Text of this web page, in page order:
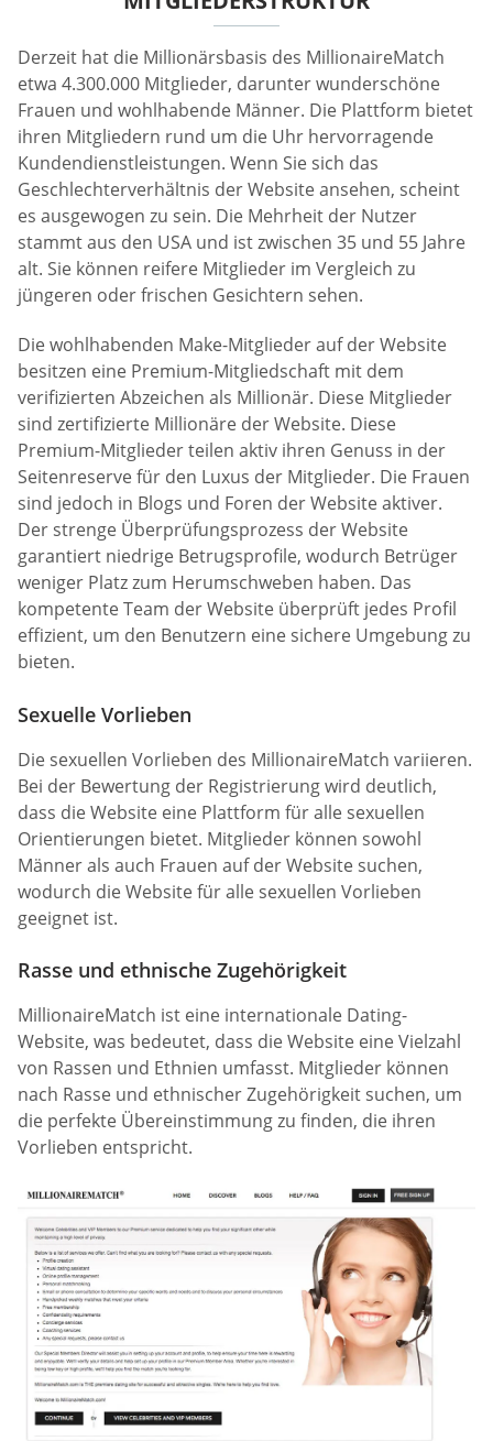
Derzeit hat die Millionärsbasis des MillionaireMatch
etwa 4.300.000 Mitglieder, darunter wunderschöne
Frauen und wohlhabende Männer. Die Plattform bietet
ihren Mitgliedern rund um die Uhr hervorragende
Kundendienstleistungen. Wenn Sie sich das
Geschlechterverhältnis der Website ansehen, scheint
es ausgewogen zu sein. Die Mehrheit der Nutzer
stammt aus den USA und ist zwischen 35 und 55 Jahre
alt. Sie können reifere Mitglieder im Vergleich zu
jüngeren oder frischen Gesichtern sehen.
Die wohlhabenden Make-Mitglieder auf der Website
besitzen eine Premium-Mitgliedschaft mit dem
verifizierten Abzeichen als Millionär. Diese Mitglieder
sind zertifizierte Millionäre der Website. Diese
Premium-Mitglieder teilen aktiv ihren Genuss in der
Seitenreserve für den Luxus der Mitglieder. Die Frauen
sind jedoch in Blogs und Foren der Website aktiver.
Der strenge Überprüfungsprozess der Website
garantiert niedrige Betrugsprofile, wodurch Betrüger
weniger Platz zum Herumschweben haben. Das
kompetente Team der Website überprüft jedes Profil
effizient, um den Benutzern eine sichere Umgebung zu
bieten.
Sexuelle Vorlieben
Die sexuellen Vorlieben des MillionaireMatch variieren.
Bei der Bewertung der Registrierung wird deutlich,
dass die Website eine Plattform für alle sexuellen
Orientierungen bietet. Mitglieder können sowohl
Männer als auch Frauen auf der Website suchen,
wodurch die Website für alle sexuellen Vorlieben
geeignet ist.
Rasse und ethnische Zugehörigkeit
MillionaireMatch ist eine internationale Dating-
Website, was bedeutet, dass die Website eine Vielzahl
von Rassen und Ethnien umfasst. Mitglieder können
nach Rasse und ethnischer Zugehörigkeit suchen, um
die perfekte Übereinstimmung zu finden, die ihren
Vorlieben entspricht.